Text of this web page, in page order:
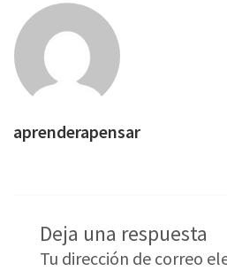
aprenderapensar
Deja una respuesta
Tu dirección de correo